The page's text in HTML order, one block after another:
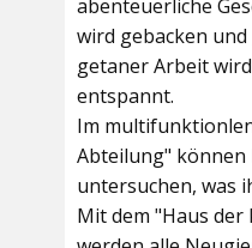
abenteuerliche
wird gebacken
getaner Arbeit
entspannt.
Im
Abteilung" können
untersuchen, was
Mit dem "Haus der